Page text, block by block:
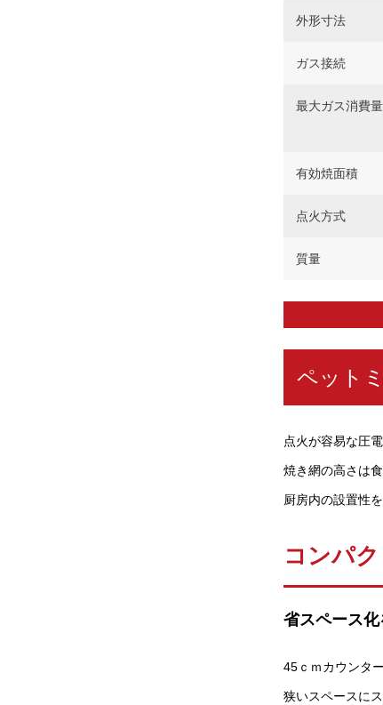
外形寸法
ガス接続
最大ガス消費量
有効焼面積
点火方式
質量
ペット
点火が容易な圧電
焼き網の高さは
厨房内の設置性
コンパ
省スペース
45ｃｍカウンタ
狭いスペースに